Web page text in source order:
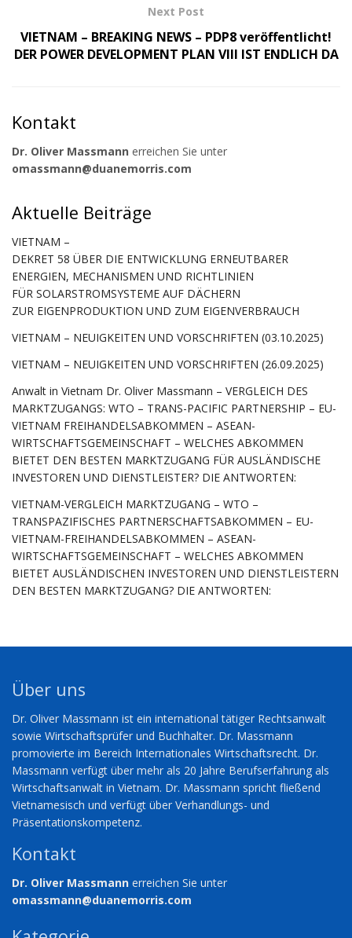
Next Post
VIETNAM – BREAKING NEWS – PDP8 veröffentlicht!
DER POWER DEVELOPMENT PLAN VIII IST ENDLICH DA
Kontakt
Dr. Oliver Massmann erreichen Sie unter
omassmann@duanemorris.com
Aktuelle Beiträge
VIETNAM –
DEKRET 58 ÜBER DIE ENTWICKLUNG ERNEUTBARER
ENERGIEN, MECHANISMEN UND RICHTLINIEN
FÜR SOLARSTROMSYSTEME AUF DÄCHERN
ZUR EIGENPRODUKTION UND ZUM EIGENVERBRAUCH
VIETNAM – NEUIGKEITEN UND VORSCHRIFTEN (03.10.2025)
VIETNAM – NEUIGKEITEN UND VORSCHRIFTEN (26.09.2025)
Anwalt in Vietnam Dr. Oliver Massmann – VERGLEICH DES
MARKTZUGANGS: WTO – TRANS-PACIFIC PARTNERSHIP – EU-
VIETNAM FREIHANDELSABKOMMEN – ASEAN-
WIRTSCHAFTSGEMEINSCHAFT – WELCHES ABKOMMEN
BIETET DEN BESTEN MARKTZUGANG FÜR AUSLÄNDISCHE
INVESTOREN UND DIENSTLEISTER? DIE ANTWORTEN:
VIETNAM-VERGLEICH MARKTZUGANG – WTO –
TRANSPAZIFISCHES PARTNERSCHAFTSABKOMMEN – EU-
VIETNAM-FREIHANDELSABKOMMEN – ASEAN-
WIRTSCHAFTSGEMEINSCHAFT – WELCHES ABKOMMEN
BIETET AUSLÄNDISCHEN INVESTOREN UND DIENSTLEISTERN
DEN BESTEN MARKTZUGANG? DIE ANTWORTEN:
Über uns
Dr. Oliver Massmann ist ein international tätiger Rechtsanwalt
sowie Wirtschaftsprüfer und Buchhalter. Dr. Massmann
promovierte im Bereich Internationales Wirtschaftsrecht. Dr.
Massmann verfügt über mehr als 20 Jahre Berufserfahrung als
Wirtschaftsanwalt in Vietnam. Dr. Massmann spricht fließend
Vietnamesisch und verfügt über Verhandlungs- und
Präsentationskompetenz.
Kontakt
Dr. Oliver Massmann erreichen Sie unter
omassmann@duanemorris.com